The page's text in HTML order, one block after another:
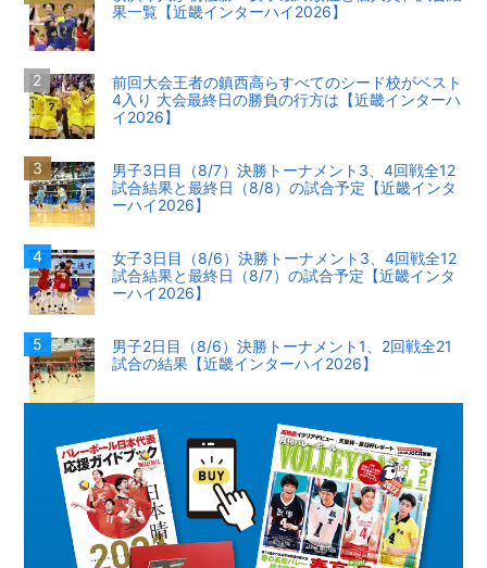
果一覧【近畿インターハイ2026】
前回大会王者の鎮西高らすべてのシード校がベスト
4入り 大会最終日の勝負の行方は【近畿インターハ
イ2026】
男子3日目（8/7）決勝トーナメント3、4回戦全12
試合結果と最終日（8/8）の試合予定【近畿インタ
ーハイ2026】
女子3日目（8/6）決勝トーナメント3、4回戦全12
試合結果と最終日（8/7）の試合予定【近畿インタ
ーハイ2026】
男子2日目（8/6）決勝トーナメント1、2回戦全21
試合の結果【近畿インターハイ2026】